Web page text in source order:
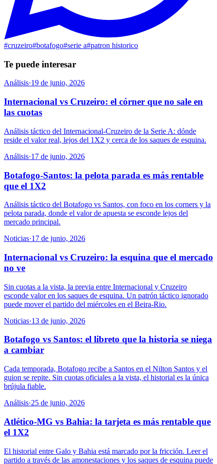
#cruzeiro#botafogo#serie a#patron historico
Te puede interesar
Análisis·19 de junio, 2026
Internacional vs Cruzeiro: el córner que no sale en
las cuotas
Análisis táctico del Internacional-Cruzeiro de la Serie A: dónde
reside el valor real, lejos del 1X2 y cerca de los saques de esquina.
Análisis·17 de junio, 2026
Botafogo-Santos: la pelota parada es más rentable
que el 1X2
Análisis táctico del Botafogo vs Santos, con foco en los corners y la
pelota parada, donde el valor de apuesta se esconde lejos del
mercado principal.
Noticias·17 de junio, 2026
Internacional vs Cruzeiro: la esquina que el mercado
no ve
Sin cuotas a la vista, la previa entre Internacional y Cruzeiro
esconde valor en los saques de esquina. Un patrón táctico ignorado
puede mover el partido del miércoles en el Beira-Rio.
Noticias·13 de junio, 2026
Botafogo vs Santos: el libreto que la historia se niega
a cambiar
Cada temporada, Botafogo recibe a Santos en el Nilton Santos y el
guion se repite. Sin cuotas oficiales a la vista, el historial es la única
brújula fiable.
Análisis·25 de junio, 2026
Atlético-MG vs Bahia: la tarjeta es más rentable que
el 1X2
El historial entre Galo y Bahia está marcado por la fricción. Leer el
partido a través de las amonestaciones y los saques de esquina puede